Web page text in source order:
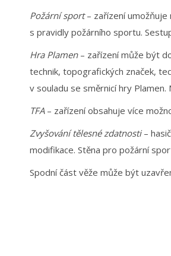
Požární sport– zařízení umožňuje
s pravidly požárního sportu.
Hra Plamen– zařízení může být
technik, topografických značek,
v souladu se směrnicí hry
TFA– zařízení obsahuje více
Zvyšování tělesné zdatnosti–
modifikace. Stěna pro požární
Spodní část věže může být